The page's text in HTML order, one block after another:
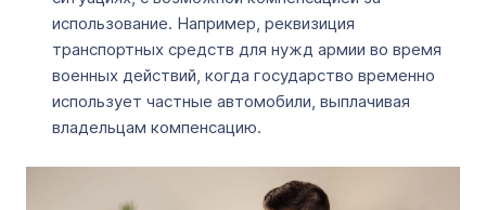
использование. Например, реквизиция
транспортных средств для нужд армии во время
военных действий, когда государство временно
использует частные автомобили, выплачивая
владельцам компенсацию.